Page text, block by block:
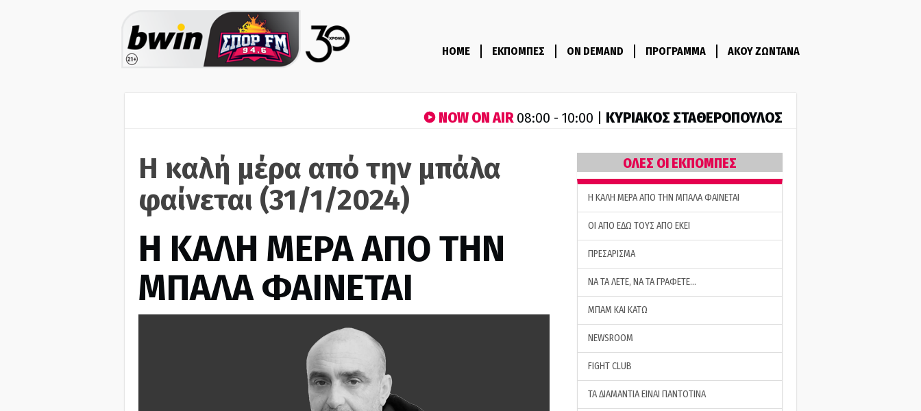
HOME ΕΚΠΟΜΠΕΣ ON DEMAND ΠΡΟΓΡΑΜΜΑ ΑΚΟΥ ΖΩΝΤΑΝΑ
NOW ON AIR08:00 - 10:00 | ΚΥΡΙΑΚΟΣ ΣΤΑΘΕΡΟΠΟΥΛΟΣ
Η καλή μέρα από την μπάλα
φαίνεται (31/1/2024)
H ΚΑΛΗ ΜΕΡΑ ΑΠΟ ΤΗΝ
ΜΠΑΛΑ ΦΑΙΝΕΤΑΙ
ΟΛΕΣ ΟΙ ΕΚΠΟΜΠΕΣ
H ΚΑΛΗ ΜΕΡΑ ΑΠΟ ΤΗΝ ΜΠΑΛΑ ΦΑΙΝΕΤΑΙ
ΟΙ ΑΠΟ ΕΔΩ ΤΟΥΣ ΑΠΟ ΕΚΕΙ
ΠΡΕΣΑΡΙΣΜΑ
ΝΑ ΤΑ ΛΕΤΕ, ΝΑ ΤΑ ΓΡΑΦΕΤΕ…
ΜΠΑΜ ΚΑΙ ΚΑΤΩ
NEWSROOM
FIGHT CLUB
ΤΑ ΔΙΑΜΑΝΤΙΑ ΕΙΝΑΙ ΠΑΝΤΟΤΙΝΑ